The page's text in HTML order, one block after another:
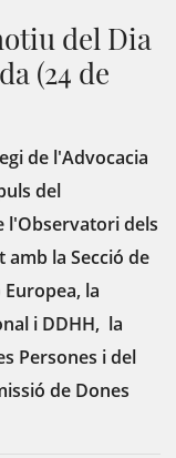
del Dia
(24 de
de l'Advocacia
del
l'Observatori dels
la Secció de
la
i DDHH, la
Persones i del
de Dones